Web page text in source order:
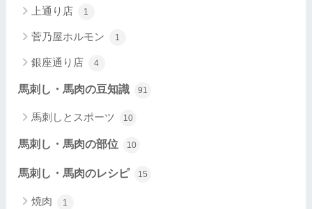
上通り店 1
菅乃屋ホルモン 1
銀座通り店 4
馬刺し・馬肉の豆知識 91
馬刺しとスポーツ 10
馬刺し・馬肉の部位 10
馬刺し・馬肉のレシピ 15
焼肉 1